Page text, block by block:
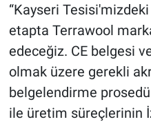
“Kayseri
etapta Terrawool
edeceğiz. CE belgesi
olmak üzere gerekli
belgelendirme
ile üretim süreçlerinin